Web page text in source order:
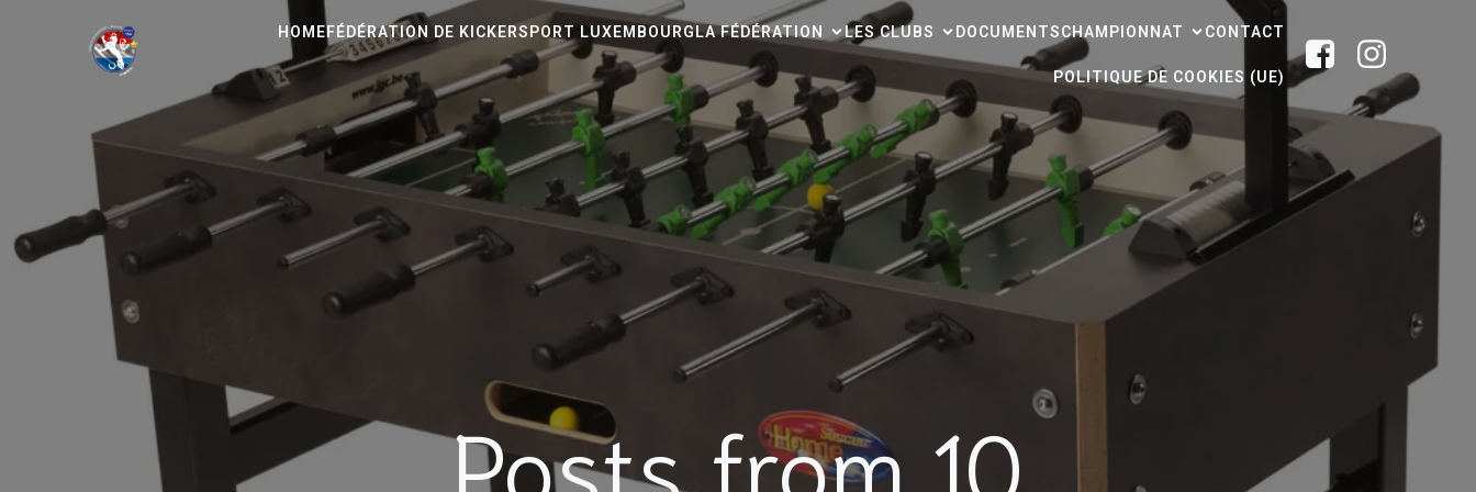
HOMEFÉDÉRATION DE KICKERSPORT LUXEMBOURGLA FÉDÉRATION LES CLUBS DOCUMENTSCHAMPIONNAT CONTACT
POLITIQUE DE COOKIES (UE)
Posts from 10